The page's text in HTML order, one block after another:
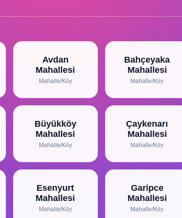
Avdan
Mahallesi
Mahalle/Köy
Bahçeyaka
Mahallesi
Mahalle/Köy
Büyükköy
Mahallesi
Mahalle/Köy
Çaykenarı
Mahallesi
Mahalle/Köy
Esenyurt
Mahallesi
Mahalle/Köy
Garipce
Mahallesi
Mahalle/Köy